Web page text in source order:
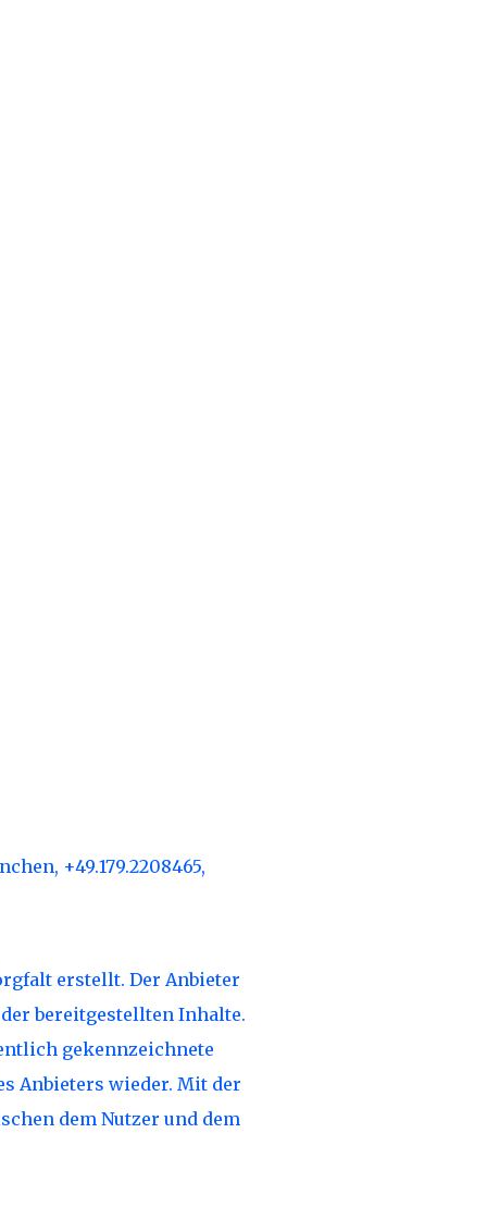
+49.179.2208465,
erstellt. Der Anbieter
bereitgestellten Inhalte.
gekennzeichnete
Anbieters wieder. Mit der
dem Nutzer und dem